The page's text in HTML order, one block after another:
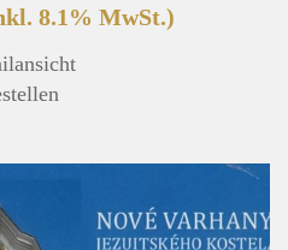
8.1% MwSt.)